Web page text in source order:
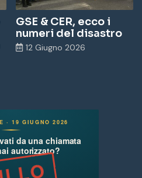
GSE & CER, ecco i
numeri del disastro
12 Giugno 2026